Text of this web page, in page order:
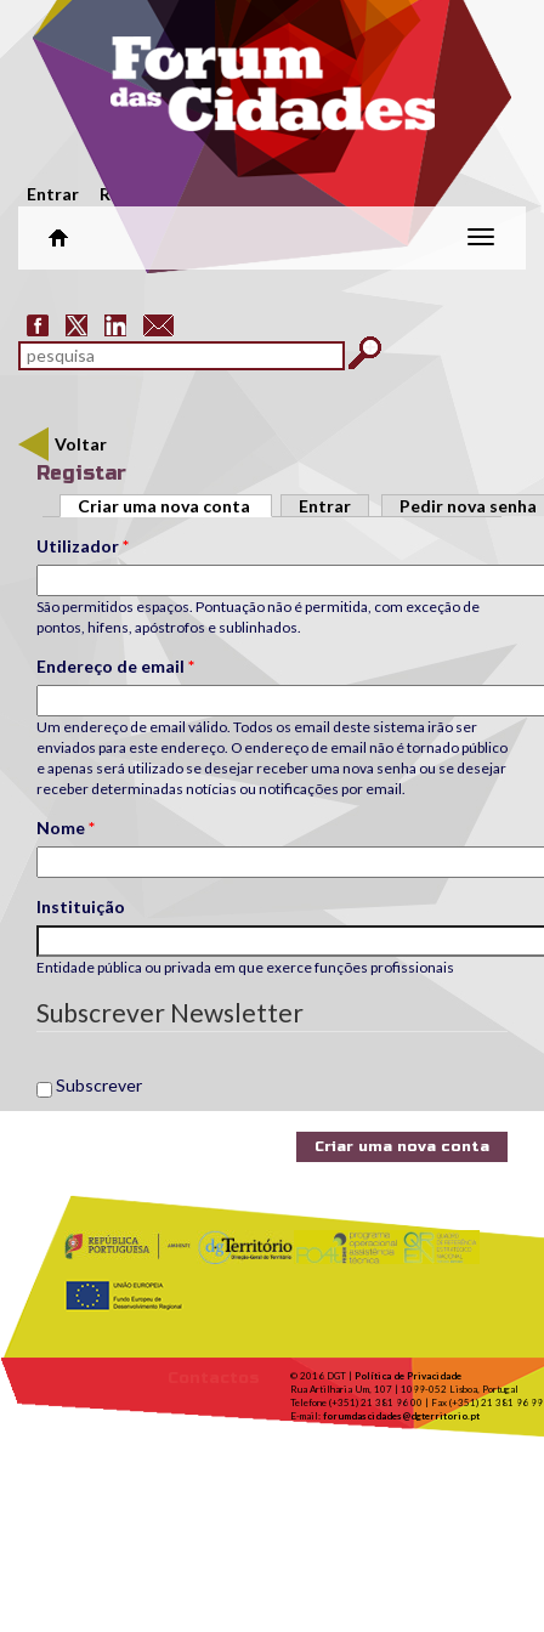
Passar para o conteúdo principal
Menu secundário
Entrar Registar
Alterar
Formulário de pesquisa
pesquisar
Voltar
Registar
Separadores primários
Criar uma nova conta (separador ativo)
Entrar
Pedir nova senha
Utilizador*
São permitidos espaços. Pontuação não é permitida, com exceção de
pontos, hifens, apóstrofos e sublinhados.
Endereço de email *
Um endereço de email válido. Todos os email deste sistema irão ser
enviados para este endereço. O endereço de email não é tornado público
e apenas será utilizado se desejar receber uma nova senha ou se desejar
receber determinadas notícias ou notificações por email.
Nome*
Instituição
Entidade pública ou privada em que exerce funções profissionais
Subscrever Newsletter
Subscrever
© 2016 DGT | Política de Privacidade
Rua Artilharia Um, 107 | 1099-052 Lisboa, Portugal
Telefone (+351) 21 381 96 00 | Fax (+351) 21 381 96 99
E-mail: forumdascidades@dgterritorio.pt